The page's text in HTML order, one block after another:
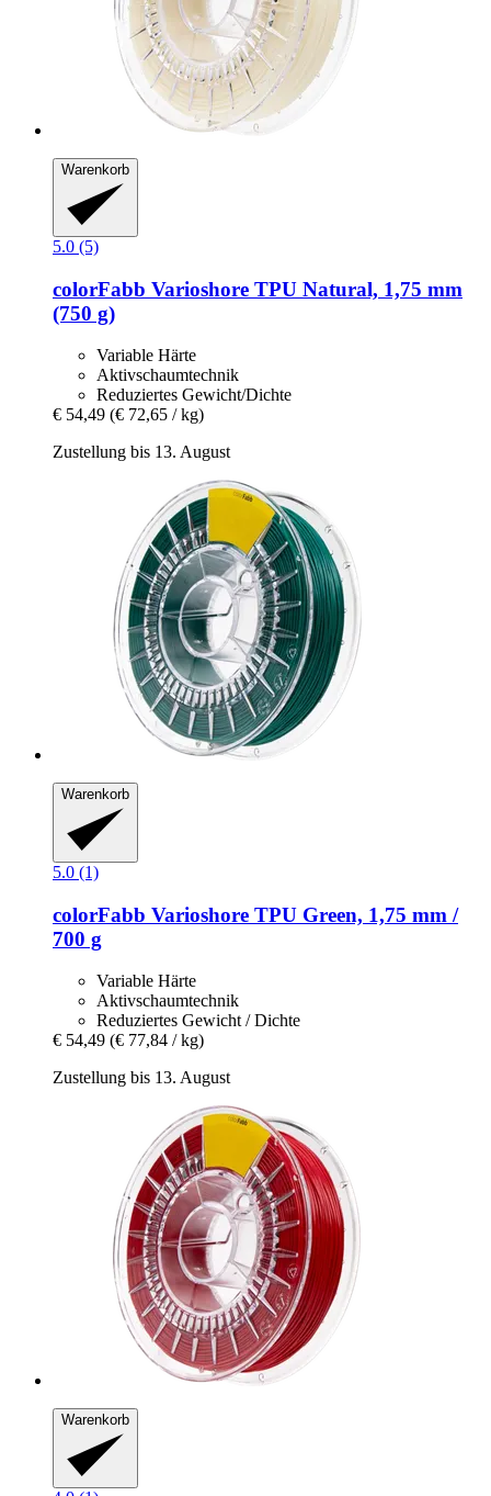
Warenkorb
5.0 (5)
colorFabb Varioshore TPU Natural, 1,75 mm
(750 g)
Variable Härte
Aktivschaumtechnik
Reduziertes Gewicht/Dichte
€ 54,49 (€ 72,65 / kg)
Zustellung bis 13. August
Warenkorb
5.0 (1)
colorFabb Varioshore TPU Green, 1,75 mm /
700 g
Variable Härte
Aktivschaumtechnik
Reduziertes Gewicht / Dichte
€ 54,49 (€ 77,84 / kg)
Zustellung bis 13. August
Warenkorb